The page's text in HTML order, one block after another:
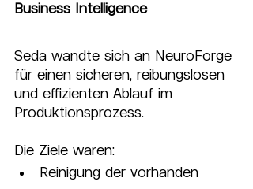
Business Intelligence
Seda wandte sich an NeuroForge
für einen sicheren, reibungslosen
und effizienten Ablauf im
Produktionsprozess.
Die Ziele waren:
Reinigung der vorhanden